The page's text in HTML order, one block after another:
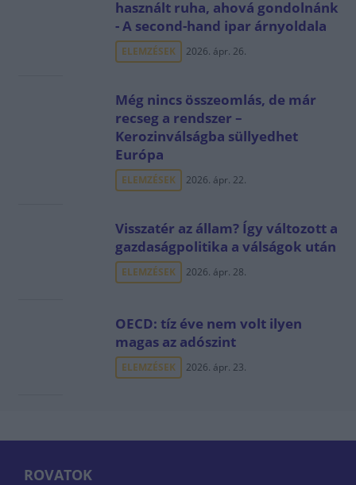
használt ruha, ahová gondolnánk
- A second-hand ipar árnyoldala
ELEMZÉSEK 2026. ápr. 26.
Még nincs összeomlás, de már
recseg a rendszer –
Kerozinválságba süllyedhet
Európa
ELEMZÉSEK 2026. ápr. 22.
Visszatér az állam? Így változott a
gazdaságpolitika a válságok után
ELEMZÉSEK 2026. ápr. 28.
OECD: tíz éve nem volt ilyen
magas az adószint
ELEMZÉSEK 2026. ápr. 23.
ROVATOK